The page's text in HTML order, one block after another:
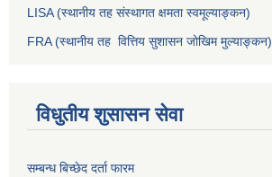
LISA (स्थानीय तह संस्थागत क्षमता स्वमूल्याङ्कन)
FRA (स्थानीय तह वित्तिय सुशासन जोखिम मुल्याङ्कन)
विधुतीय शुसासन सेवा
सम्बन्ध बिच्छेद दर्ता फारम